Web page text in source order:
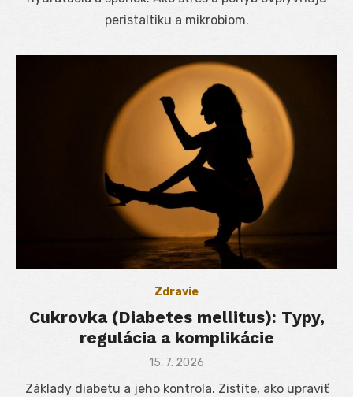
peristaltiku a mikrobiom.
Zdravie
Cukrovka (Diabetes mellitus): Typy,
regulácia a komplikácie
Posted
15. 7. 2026
Základy diabetu a jeho kontrola. Zistíte, ako upraviť